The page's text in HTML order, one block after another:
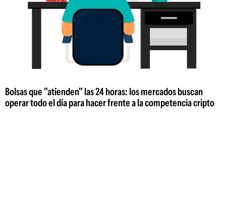
Bolsas que "atienden" las 24 horas: los mercados buscan
operar todo el día para hacer frente a la competencia cripto